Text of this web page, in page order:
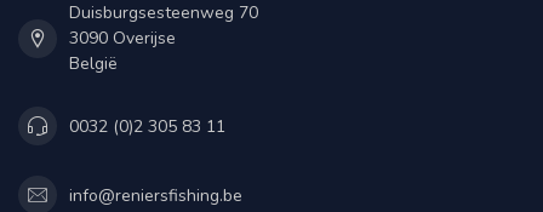
Duisburgsesteenweg 70
3090 Overijse
België
0032 (0)2 305 83 11
info@reniersfishing.be